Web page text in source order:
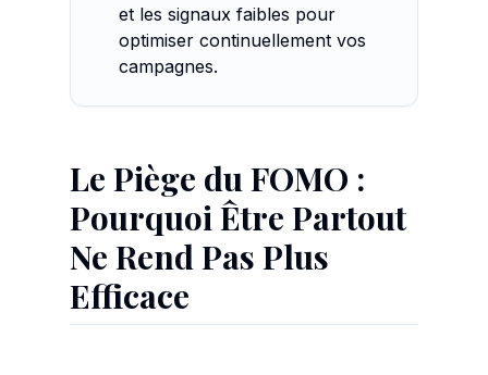
et les signaux faibles pour
optimiser continuellement vos
campagnes.
Le Piège du FOMO :
Pourquoi Être Partout
Ne Rend Pas Plus
Efficace